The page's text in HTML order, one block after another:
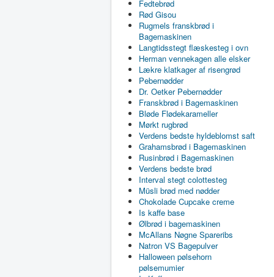
Fedtebrød
Rød Gisou
Rugmels franskbrød i
Bagemaskinen
Langtidsstegt flæskesteg i ovn
Herman vennekagen alle elsker
Lækre klatkager af risengrød
Pebernødder
Dr. Oetker Pebernødder
Franskbrød i Bagemaskinen
Bløde Flødekarameller
Mørkt rugbrød
Verdens bedste hyldeblomst saft
Grahamsbrød i Bagemaskinen
Rusinbrød i Bagemaskinen
Verdens bedste brød
Interval stegt colottesteg
Müsli brød med nødder
Chokolade Cupcake creme
Is kaffe base
Ølbrød i bagemaskinen
McAllans Nøgne Spareribs
Natron VS Bagepulver
Halloween pølsehorn
pølsemumier